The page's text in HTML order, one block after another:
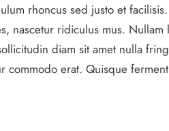
rhoncus sed justo et
nascetur ridiculus mus.
diam sit amet nulla
erat. Quisque